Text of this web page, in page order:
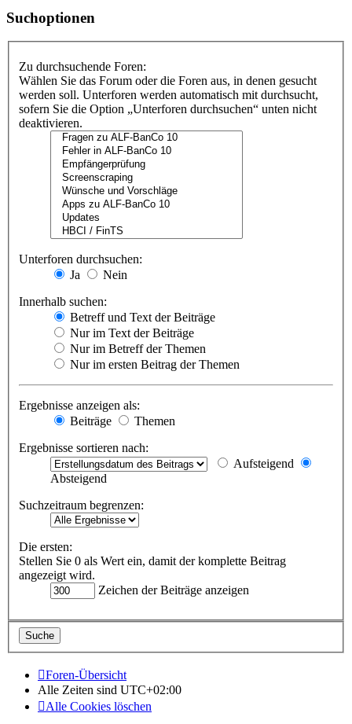
Suchoptionen
Zu durchsuchende Foren:
Wählen Sie das Forum oder die Foren aus, in denen gesucht
werden soll. Unterforen werden automatisch mit durchsucht,
sofern Sie die Option „Unterforen durchsuchen“ unten nicht
deaktivieren.
Unterforen durchsuchen:
Ja
Nein
Innerhalb suchen:
Betreff und Text der Beiträge
Nur im Text der Beiträge
Nur im Betreff der Themen
Nur im ersten Beitrag der Themen
Ergebnisse anzeigen als:
Beiträge
Themen
Ergebnisse sortieren nach:
Aufsteigend
Absteigend
Suchzeitraum begrenzen:
Die ersten:
Stellen Sie 0 als Wert ein, damit der komplette Beitrag
angezeigt wird.
Zeichen der Beiträge anzeigen
Foren-Übersicht
Alle Zeiten sind UTC+02:00
Alle Cookies löschen